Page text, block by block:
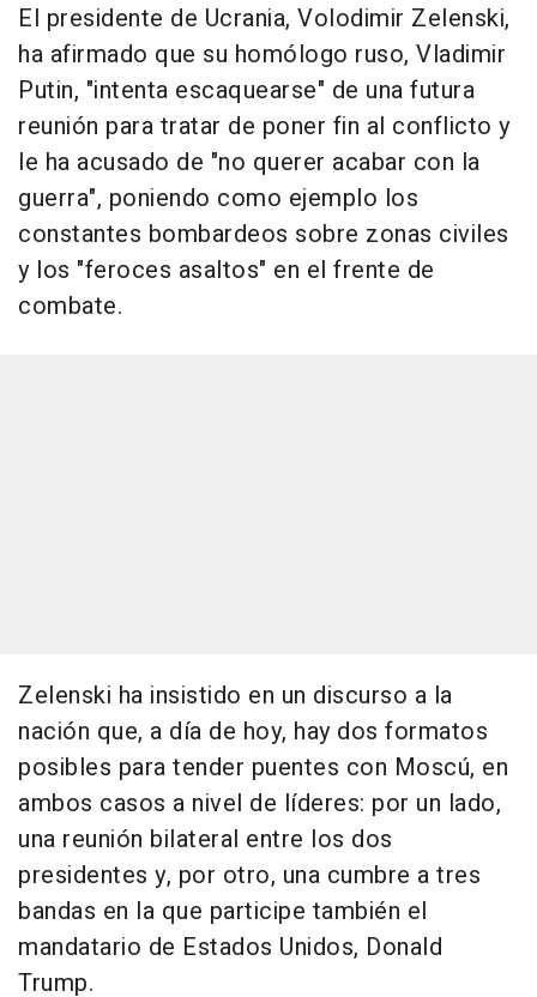
El presidente de Ucrania, Volodimir Zelenski,
ha afirmado que su homólogo ruso, Vladimir
Putin, "intenta escaquearse" de una futura
reunión para tratar de poner fin al conflicto y
le ha acusado de "no querer acabar con la
guerra", poniendo como ejemplo los
constantes bombardeos sobre zonas civiles
y los "feroces asaltos" en el frente de
combate.
Zelenski ha insistido en un discurso a la
nación que, a día de hoy, hay dos formatos
posibles para tender puentes con Moscú, en
ambos casos a nivel de líderes: por un lado,
una reunión bilateral entre los dos
presidentes y, por otro, una cumbre a tres
bandas en la que participe también el
mandatario de Estados Unidos, Donald
Trump.